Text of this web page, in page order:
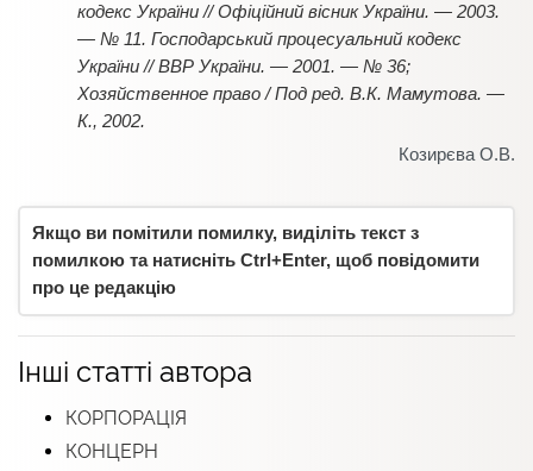
кодекс України // Офіційний вісник України. — 2003.
— № 11. Господарський процесуальний кодекс
України // ВВР України. — 2001. — № 36;
Хозяйственное право / Под ред. В.К. Мамутова. —
К., 2002.
Козирєва О.В.
Якщо ви помітили помилку, виділіть текст з
помилкою та натисніть Ctrl+Enter, щоб повідомити
про це редакцію
Інші статті автора
КОРПОРАЦІЯ
КОНЦЕРН